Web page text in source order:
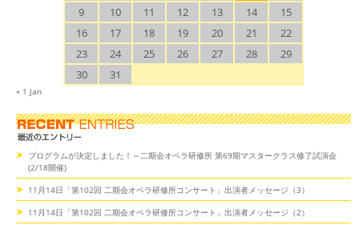
9
10 11 12 13 14
15
16
17 18 19 20 21
22
23
24 25 26 27 28
29
30
31
« 1 Jan
プログラムが決定しました！～二期会オペラ研修所 第69期マスタークラス修了試演会
(2/18開催)
11月14日「第102回 二期会オペラ研修所コンサート」出演者メッセージ（3）
11月14日「第102回 二期会オペラ研修所コンサート」出演者メッセージ（2）